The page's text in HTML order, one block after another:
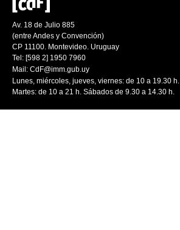
Av. 18 de Julio 885
(entre Andes y Convención)
CP 11100. Montevideo. Uruguay
Tel: [598 2] 1950 7960
Mail: CdF@imm.gub.uy
Lunes, miércoles, jueves, viernes: de 10 a 19.30 h.
Martes: de 10 a 21 h. Sábados de 9.30 a 14.30 h.